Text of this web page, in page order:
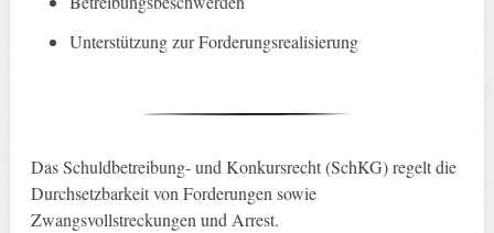
Unterstützung zur Forderungsrealisierung
Das Schuldbetreibung- und Konkursrecht (SchKG) regelt die
Durchsetzbarkeit von Forderungen sowie
Zwangsvollstreckungen und Arrest.